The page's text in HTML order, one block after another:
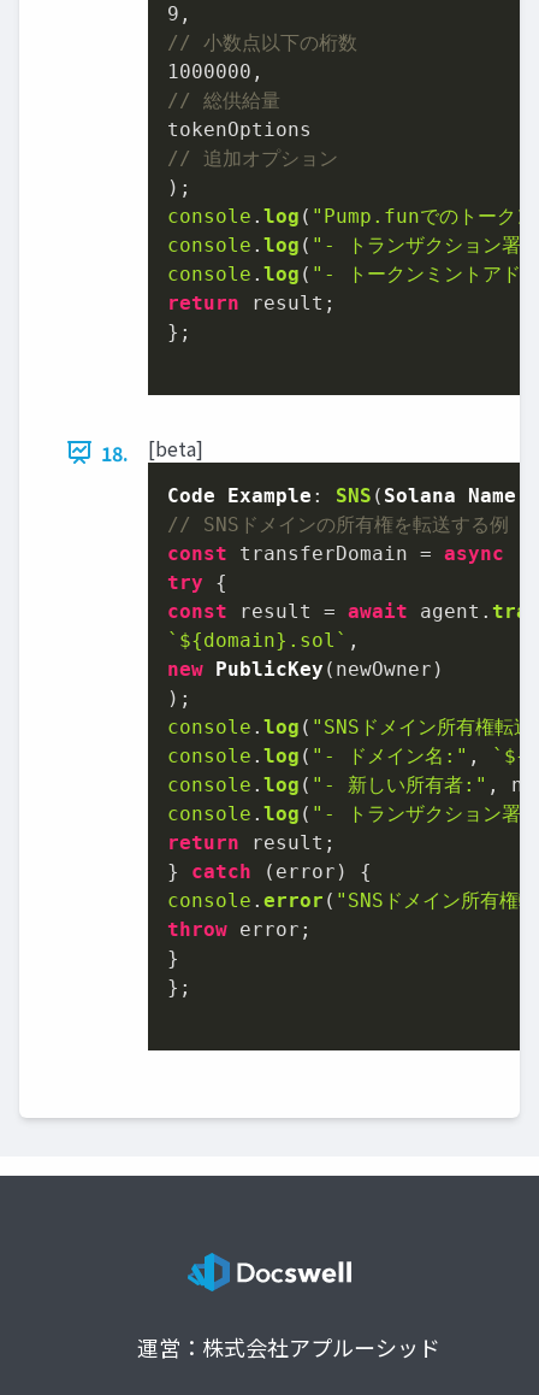
9
// 小数点以下の桁数
1000000
// 総供給量
// 追加オプション
console . log ( "Pump.funでのトーク
console . log ( "- トランザクション署
console . log ( "- トークンミントアド
return result;
};
18. [beta]
Code Example : SNS ( Solana Name
// SNSドメインの所有権を転送する例
const transferDomain = async
try
const result = await agent.
` ${domain} .sol`
new PublicKey (newOwner)
console . log ( "SNSドメイン所有権転
console . log ( "- ドメイン名:" , `
console . log ( "- 新しい所有者:"
console . log ( "- トランザクション署
return result;
} catch
console . error ( "SNSドメイン所有権
throw error;
}
};
運営：株式会社アプルーシッド